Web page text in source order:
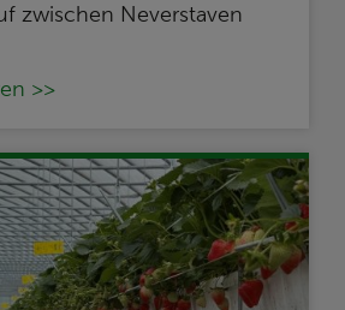
zwischen Neverstaven
>>